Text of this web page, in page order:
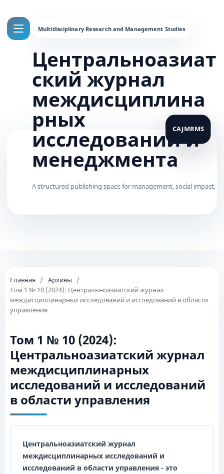
Центральноазиат
ский журнал
междисциплина
рных
исследований и
менеджмента
Главная / Архивы
/
Том 1 № 10 (2024): Центральноазиатский журнал
междисциплинарных исследований и исследований в области
управления
Том 1 № 10 (2024):
Центральноазиатский журнал
междисциплинарных
исследований и исследований
в области управления
Центральноазиатский журнал
междисциплинарных исследований и
исследований в области управления- это